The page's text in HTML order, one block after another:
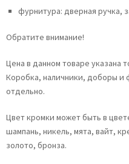
фурнитура: дверная ручка,
Обратите внимание!
Цена в данном товаре указана
Коробка, наличники, доборы и
отдельно.
Цвет кромки может быть в
шампань, никель, мята, вайт,
золото, бронза.